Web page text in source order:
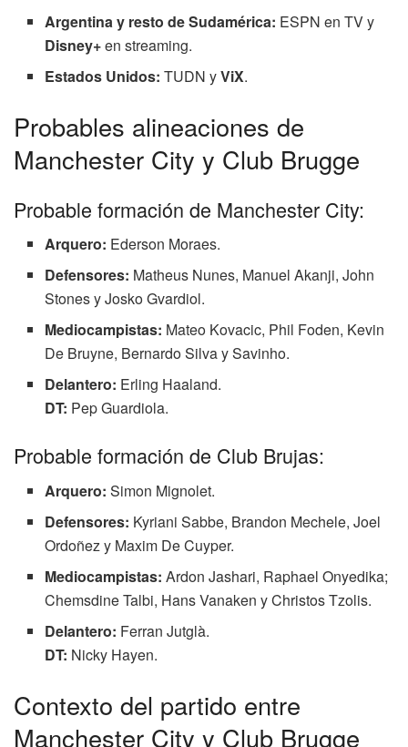
Argentina y resto de Sudamérica: ESPN en TV y
Disney+en streaming.
Estados Unidos: TUDN yViX.
Probables alineaciones de
Manchester City y Club Brugge
Probable formación de Manchester City:
Arquero: Ederson Moraes.
Defensores: Matheus Nunes, Manuel Akanji, John
Stones y Josko Gvardiol.
Mediocampistas: Mateo Kovacic, Phil Foden, Kevin
De Bruyne, Bernardo Silva y Savinho.
Delantero: Erling Haaland.
DT: Pep Guardiola.
Probable formación de Club Brujas:
Arquero: Simon Mignolet.
Defensores: Kyriani Sabbe, Brandon Mechele, Joel
Ordoñez y Maxim De Cuyper.
Mediocampistas: Ardon Jashari, Raphael Onyedika;
Chemsdine Talbi, Hans Vanaken y Christos Tzolis.
Delantero: Ferran Jutglà.
DT: Nicky Hayen.
Contexto del partido entre
Manchester City y Club Brugge